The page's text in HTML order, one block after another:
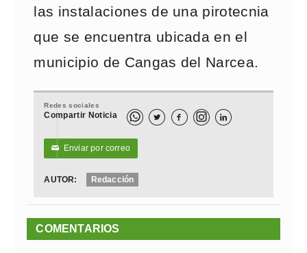
las instalaciones de una pirotecnia
que se encuentra ubicada en el
municipio de Cangas del Narcea.
Redes sociales
Compartir Noticia   
✉ Enviar por correo
AUTOR: Redacción
COMENTARIOS